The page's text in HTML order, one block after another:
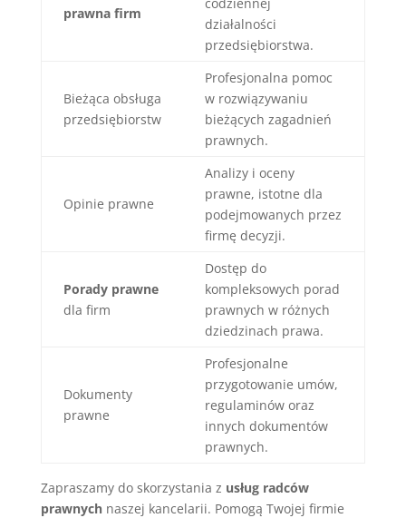
prawna firm
działalności
przedsiębiorstwa.
Bieżąca obsługa
przedsiębiorstw
Profesjonalna pomoc
w rozwiązywaniu
bieżących zagadnień
prawnych.
Opinie prawne
Analizy i oceny
prawne, istotne dla
podejmowanych przez
firmę decyzji.
Porady prawne
dla firm
Dostęp do
kompleksowych porad
prawnych w różnych
dziedzinach prawa.
Dokumenty
prawne
Profesjonalne
przygotowanie umów,
regulaminów oraz
innych dokumentów
prawnych.
Zapraszamy do skorzystania z usług radców
prawnychnaszej kancelarii. Pomogą Twojej firmie